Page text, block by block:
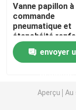
Valve de
Vanne papillon
Vanne papillon à
commande
pneumatique et
étanchéité
Fabricant de
de petite
aux fluides
envoyer
Aperçu Au